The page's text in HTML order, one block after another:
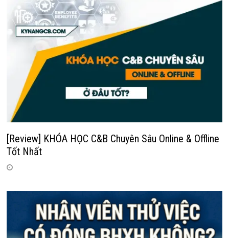
[Review] KHÓA HỌC C&B Chuyên Sâu Online & Offline
Tốt Nhất